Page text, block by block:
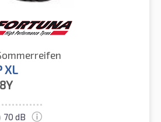
XL
70 dB